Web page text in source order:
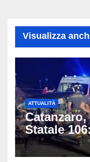
Visualizza
ATTUALITÀ
Statale
coinvolti
una moto